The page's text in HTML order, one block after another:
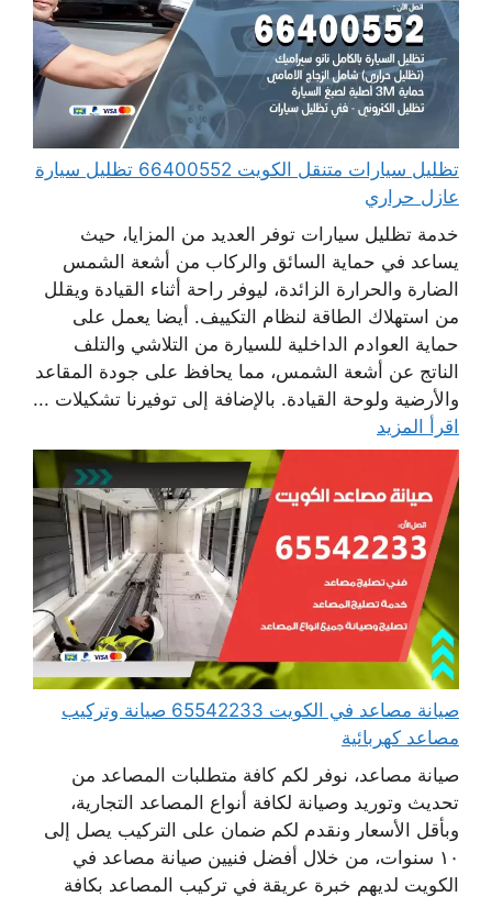
تظليل سيارات متنقل الكويت 66400552 تظليل سيارة
عازل حراري
خدمة تظليل سيارات توفر العديد من المزايا، حيث
يساعد في حماية السائق والركاب من أشعة الشمس
الضارة والحرارة الزائدة، ليوفر راحة أثناء القيادة ويقلل
من استهلاك الطاقة لنظام التكييف. أيضا يعمل على
حماية العوادم الداخلية للسيارة من التلاشي والتلف
الناتج عن أشعة الشمس، مما يحافظ على جودة المقاعد
والأرضية ولوحة القيادة. بالإضافة إلى توفيرنا تشكيلات ...
اقرأ المزيد
صيانة مصاعد في الكويت 65542233 صيانة وتركيب
مصاعد كهربائية
صيانة مصاعد، نوفر لكم كافة متطلبات المصاعد من
تحديث وتوريد وصيانة لكافة أنواع المصاعد التجارية،
وبأقل الأسعار ونقدم لكم ضمان على التركيب يصل إلى
١٠ سنوات، من خلال أفضل فنيين صيانة مصاعد في
الكويت لديهم خبرة عريقة في تركيب المصاعد بكافة